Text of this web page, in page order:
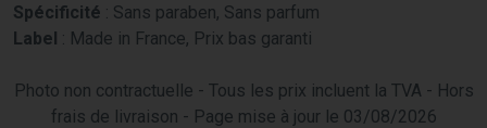
Spécificité : Sans paraben, Sans parfum
Label : Made in France, Prix bas garanti
Photo non contractuelle - Tous les prix incluent la TVA - Hors
frais de livraison - Page mise à jour le 03/08/2026